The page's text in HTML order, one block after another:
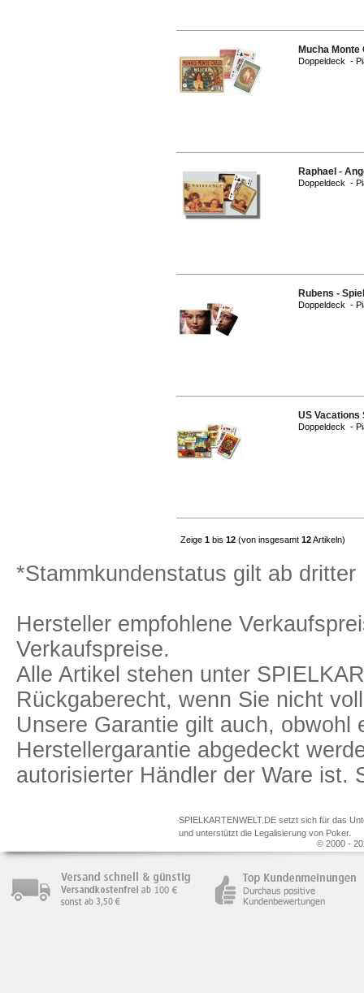
Mucha Monte
Doppeldeck -
Raphael -
Doppeldeck -
Rubens -
Doppeldeck -
US Vacations
Doppeldeck -
Zeige 1 bis 12 (von insgesamt 12Artikeln)
*Stammkundenstatus gilt ab dritter
Hersteller empfohlene
Verkaufspreise.
Alle Artikel stehen unter
Rückgaberecht, wenn Sie nicht
Unsere Garantie gilt auch, obwohl
Herstellergarantie abgedeckt
autorisierter Händler der Ware ist.
SPIELKARTENWELT.DE setzt sich für das
und unterstützt die Legalisierung von Poker.
© 2000 -